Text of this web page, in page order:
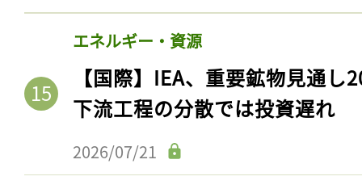
エネルギー・資源
【国際】IEA、重要鉱物見通
下流工程の分散では投資遅れ
2026/07/21